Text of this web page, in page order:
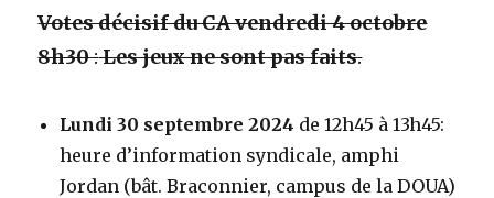
Votes décisif du CA vendredi 4 octobre
8h30:Les jeux ne sont pas faits.
Lundi 30 septembre 2024 de 12h45 à 13h45:
heure d’information syndicale, amphi
Jordan (bât. Braconnier, campus de la DOUA)